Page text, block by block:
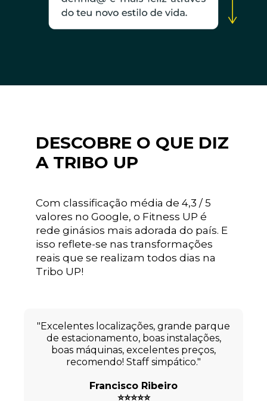
DESCOBRE O QUE DIZ
A TRIBO UP
Com classificação média de 4,3 / 5
valores no Google, o Fitness UP é
rede ginásios mais adorada do país. E
isso reflete-se nas transformações
reais que se realizam todos dias na
Tribo UP!
"Excelentes localizações, grande parque
de estacionamento, boas instalações,
boas máquinas, excelentes preços,
recomendo! Staff simpático."
Francisco Ribeiro
⭐⭐⭐⭐⭐